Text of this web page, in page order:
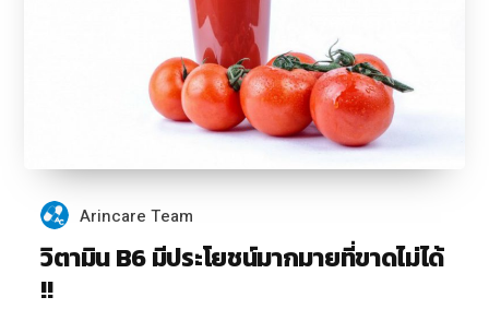
Arincare Team
วิตามิน B6 มีประโยชน์มากมายที่ขาดไม่ได้
!!